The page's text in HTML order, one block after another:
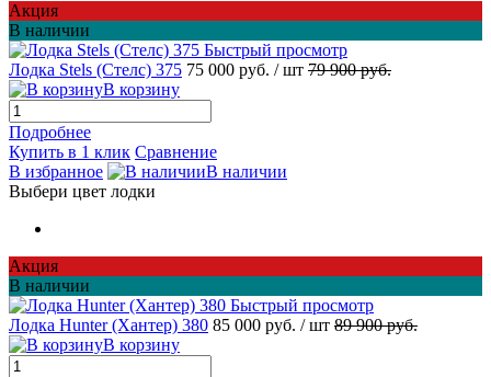
Акция
В наличии
Быстрый просмотр
Лодка Stels (Стелс) 375 75 000 руб. / шт 79 900 руб.
В корзину
Подробнее
Купить в 1 клик Сравнение
В избранное
В наличии
Выбери цвет лодки
Акция
В наличии
Быстрый просмотр
Лодка Hunter (Хантер) 380 85 000 руб. / шт 89 900 руб.
В корзину